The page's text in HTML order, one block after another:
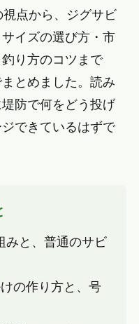
点から、ジグサビ
イズの選び方・市
り方のコツまで
とめました。読み
防で何をどう投げ
できているはずで
みと、普通のサビ
の作り方と、号